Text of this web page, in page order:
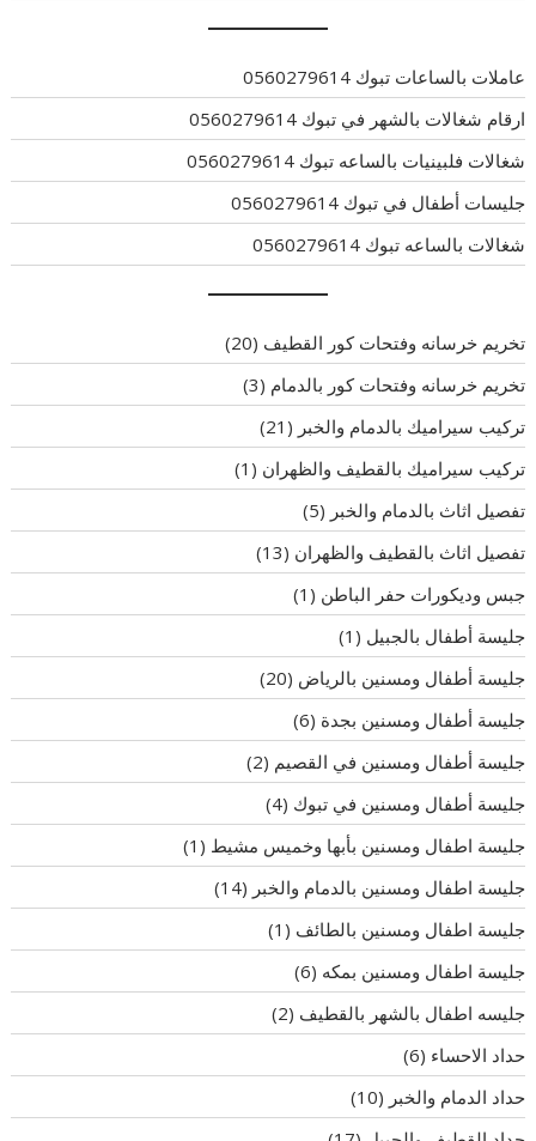
عاملات بالساعات تبوك 0560279614
ارقام شغالات بالشهر في تبوك 0560279614
شغالات فلبينيات بالساعه تبوك 0560279614
جليسات أطفال في تبوك 0560279614
شغالات بالساعه تبوك 0560279614
تخريم خرسانه وفتحات كور القطيف (20)
تخريم خرسانه وفتحات كور بالدمام (3)
تركيب سيراميك بالدمام والخبر (21)
تركيب سيراميك بالقطيف والظهران (1)
تفصيل اثاث بالدمام والخبر (5)
تفصيل اثاث بالقطيف والظهران (13)
جبس وديكورات حفر الباطن (1)
جليسة أطفال بالجبيل (1)
جليسة أطفال ومسنين بالرياض (20)
جليسة أطفال ومسنين بجدة (6)
جليسة أطفال ومسنين في القصيم (2)
جليسة أطفال ومسنين في تبوك (4)
جليسة اطفال ومسنين بأبها وخميس مشيط (1)
جليسة اطفال ومسنين بالدمام والخبر (14)
جليسة اطفال ومسنين بالطائف (1)
جليسة اطفال ومسنين بمكه (6)
جليسه اطفال بالشهر بالقطيف (2)
حداد الاحساء (6)
حداد الدمام والخبر (10)